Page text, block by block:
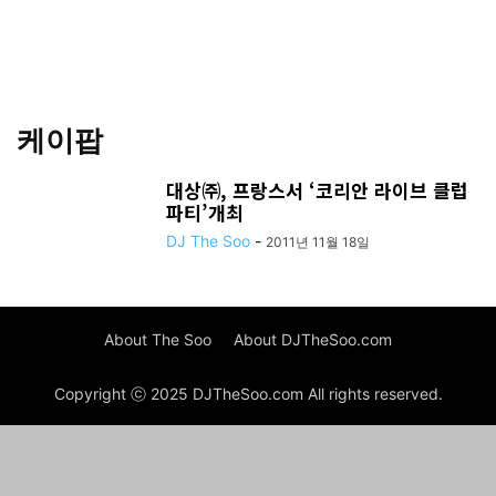
케이팝
대상㈜, 프랑스서 ‘코리안 라이브 클럽
파티’개최
DJ The Soo - 2011년 11월 18일
About The Soo About DJTheSoo.com
Copyright ⓒ 2025 DJTheSoo.com All rights reserved.